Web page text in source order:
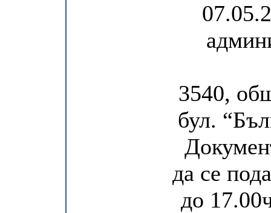
3540,
бул.
да се
до